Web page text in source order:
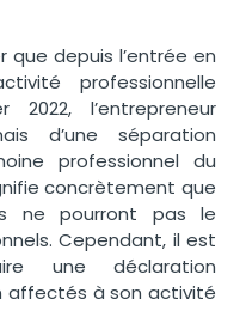
depuis l’entrée en
professionnelle
l’entrepreneur
d’une séparation
professionnel du
concrètement que
ne pourront pas le
Cependant, il est
une déclaration
affectés à son activité